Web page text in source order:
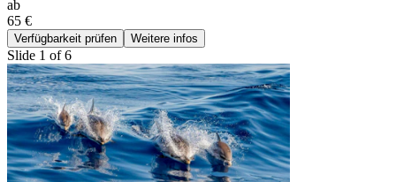
ab
65 €
Verfügbarkeit prüfen Weitere infos
Slide 1 of 6